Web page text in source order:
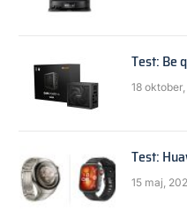
Test: Be
18
Test:
15 maj,